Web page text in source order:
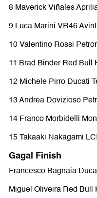
8 Maverick Viñales
9 Luca Marini VR46
10 Valentino Rossi
11 Brad Binder Red Bull
12 Michele Pirro Ducati
13 Andrea Dovizioso
14 Franco Morbidelli
15 Takaaki Nakagami
Gagal Finish
Francesco Bagnaia
Miguel Oliveira Red Bull